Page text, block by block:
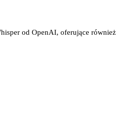
od OpenAI, oferujące również